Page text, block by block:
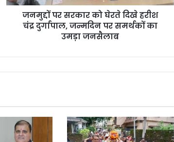
का
ते
श
चं
जनमुद्दों पर सरकार को घेरते दिखे हरीश
चंद्र दुर्गापाल, जन्मदिन पर समर्थकों का
उमड़ा जनसैलाब